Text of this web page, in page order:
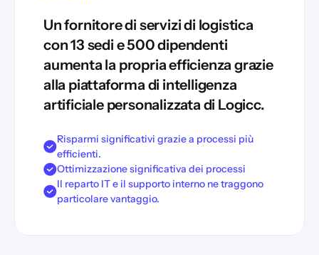
Un fornitore di servizi di logistica
con 13 sedi e 500 dipendenti
aumenta la propria efficienza grazie
alla piattaforma di intelligenza
artificiale personalizzata di Logicc.
Risparmi significativi grazie a processi più
efficienti.
Ottimizzazione significativa dei processi
Il reparto IT e il supporto interno ne traggono
particolare vantaggio.